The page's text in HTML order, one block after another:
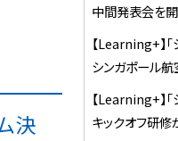
決
中間発表会を開
【Learning+】
シンガポール
【Learning+】
キックオフ研修